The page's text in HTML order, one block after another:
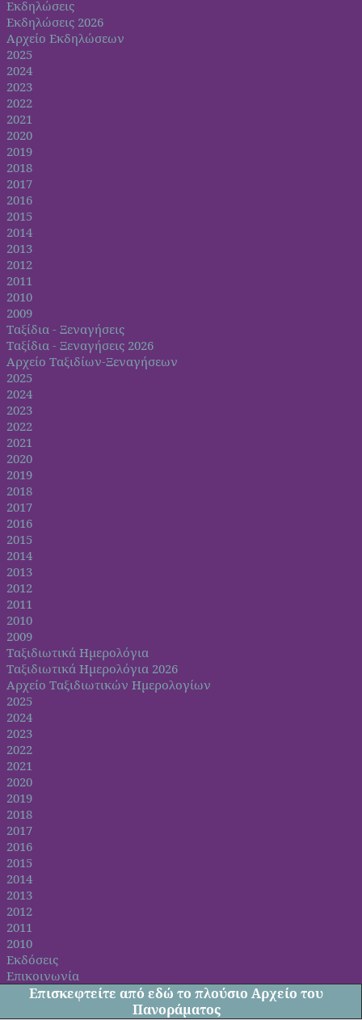
Εκδηλώσεις
Εκδηλώσεις 2026
Αρχείο Εκδηλώσεων
2025
2024
2023
2022
2021
2020
2019
2018
2017
2016
2015
2014
2013
2012
2011
2010
2009
Ταξίδια - Ξεναγήσεις
Ταξίδια - Ξεναγήσεις 2026
Αρχείο Ταξιδίων-Ξεναγήσεων
2025
2024
2023
2022
2021
2020
2019
2018
2017
2016
2015
2014
2013
2012
2011
2010
2009
Ταξιδιωτικά Ημερολόγια
Ταξιδιωτικά Ημερολόγια 2026
Αρχείο Ταξιδιωτικών Ημερολογίων
2025
2024
2023
2022
2021
2020
2019
2018
2017
2016
2015
2014
2013
2012
2011
2010
Εκδόσεις
Επικοινωνία
Επισκεφτείτε από εδώ το πλούσιο Αρχείο του
Πανοράματος